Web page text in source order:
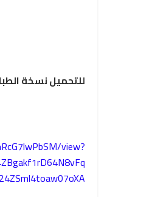
للتحميل نسخة
view?